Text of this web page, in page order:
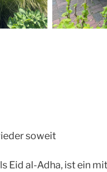
soweit
Eid al-Adha, ist ein